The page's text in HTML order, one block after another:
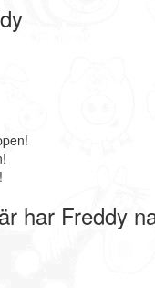
har Freddy